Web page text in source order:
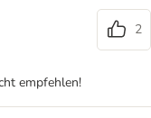
2
empfehlen!